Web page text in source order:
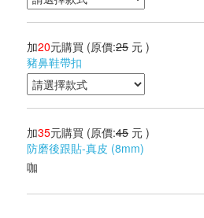
加20元購買 (原價:25 元 )
豬鼻鞋帶扣
加35元購買 (原價:45 元 )
防磨後跟貼-真皮 (8mm)
咖